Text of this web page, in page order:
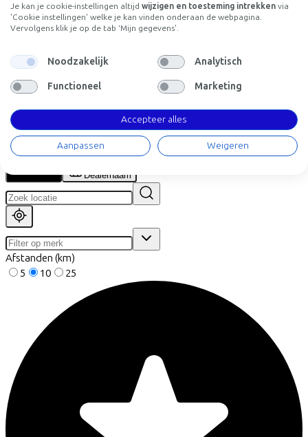
+−
Vind de fiets bij de
dichtstbijzijnde dealer
Let op! Niet elke fiets is op voorraad. Laat je door onze partners
adviseren in welke fiets het best bij jou past, je hebt keuze uit elk
merk en type fiets.
Proefrit aanvragen
Selecteer eerst een fietsenwinkel om een proefrit aan te vragen
Locatie Dealernaam
Afstanden (km)
5
10 25
Je kan je cookie-instellingen altijd wijzigen en toesteming intrekken via
'Cookie instellingen' welke je kan vinden onderaan de webpagina.
Vervolgens klik je op de tab ‘Mijn gegevens'.
Noodzakelijk Analytisch
Functioneel Marketing
Accepteer alles
Aanpassen Weigeren